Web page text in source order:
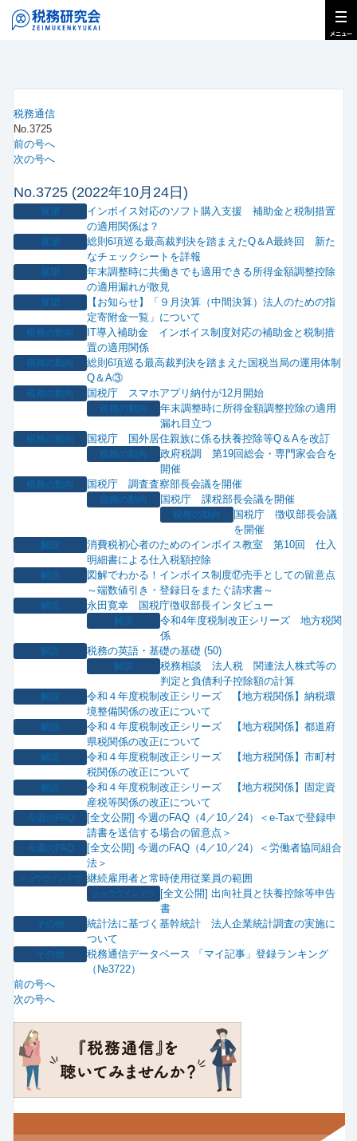
税務通信
No.3725
前の号へ
次の号へ
No.3725 (2022年10月24日)
展望
インボイス対応のソフト購入支援 補助金と税制措置
の適用関係は？
展望
総則6項巡る最高裁判決を踏まえたQ＆A最終回 新た
なチェックシートを詳報
展望
年末調整時に共働きでも適用できる所得金額調整控除
の適用漏れが散見
展望
【お知らせ】「９月決算（中間決算）法人のための指
定寄附金一覧」について
税務の動向
IT導入補助金 インボイス制度対応の補助金と税制措
置の適用関係
税務の動向
総則6項巡る最高裁判決を踏まえた国税当局の運用体制
Q＆A③
税務の動向 国税庁 スマホアプリ納付が12月開始
税務の動向
年末調整時に所得金額調整控除の適用
漏れ目立つ
税務の動向 国税庁 国外居住親族に係る扶養控除等Q＆Aを改訂
税務の動向
政府税調 第19回総会・専門家会合を
開催
税務の動向 国税庁 調査査察部長会議を開催
税務の動向 国税庁 課税部長会議を開催
税務の動向
国税庁 徴収部長会議
を開催
解説
消費税初心者のためのインボイス教室 第10回 仕入
明細書による仕入税額控除
解説
図解でわかる！インボイス制度⑰売手としての留意点
～端数値引き・登録日をまたぐ請求書～
解説 永田寛幸 国税庁徴収部長インタビュー
解説
令和4年度税制改正シリーズ 地方税関
係
解説 税務の英語・基礎の基礎 (50)
解説
税務相談 法人税 関連法人株式等の
判定と負債利子控除額の計算
解説
令和４年度税制改正シリーズ 【地方税関係】納税環
境整備関係の改正について
解説
令和４年度税制改正シリーズ 【地方税関係】都道府
県税関係の改正について
解説
令和４年度税制改正シリーズ 【地方税関係】市町村
税関係の改正について
解説
令和４年度税制改正シリーズ 【地方税関係】固定資
産税等関係の改正について
今週のFAQ
[全文公開] 今週のFAQ（4／10／24）＜e-Taxで登録申
請書を送信する場合の留意点＞
今週のFAQ
[全文公開] 今週のFAQ（4／10／24）＜労働者協同組合
法＞
ショウウインドウ 継続雇用者と常時使用従業員の範囲
ショウウインドウ
[全文公開] 出向社員と扶養控除等申告
書
その他
統計法に基づく基幹統計 法人企業統計調査の実施に
ついて
その他
税務通信データベース 「マイ記事」登録ランキング
（№3722）
前の号へ
次の号へ